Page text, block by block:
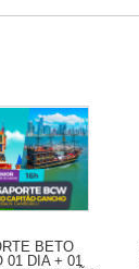
BETO
01 DIA + 01